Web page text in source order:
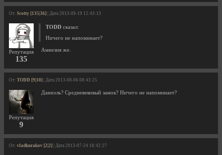
От: Scotty [135|36] | Дата 2013-09-19 12:43:13
Репутация
135
TODD сказал:
Ничего не напоминает?
Амнезия же.
От: TODD [9|10] | Дата 2013-08-06 08:43:25
Репутация
9
Даниэль? Средневековый замок? Ничего не напоминает?
От: vladkurakov [2|2] | Дата 2013-07-24 18:42:27